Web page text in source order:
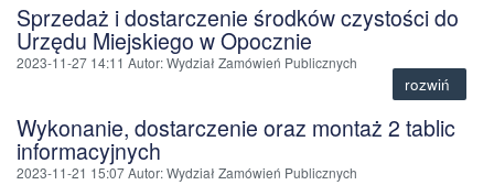
Sprzedaż i dostarczenie środków czystości do
Urzędu Miejskiego w Opocznie
2023-11-27 14:11 Autor: Wydział Zamówień Publicznych
rozwiń
Wykonanie, dostarczenie oraz montaż 2 tablic
informacyjnych
2023-11-21 15:07Autor: Wydział Zamówień Publicznych